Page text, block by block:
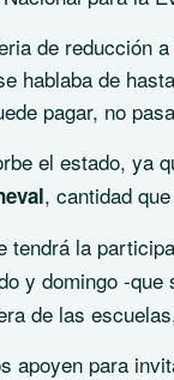
de reducción
hablaba de
pagar, no
el estado, ya
, cantidad
tendrá la
y domingo -
de las
apoyen para